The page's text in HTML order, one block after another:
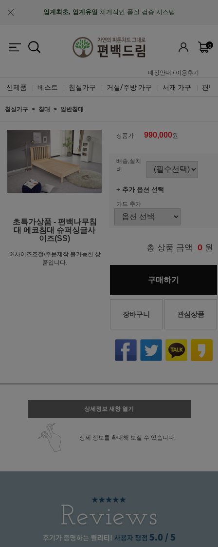
업계최초, 업계유일 체계적인 품질 검증 시스템
0
매장안내 / 이용후기
신제품 베스트 침실가구 거실/주방 가구 서재 가구 편백
침실가구 침대 일반침대
초특가상품 - 편백나무침
대 에코침대 슈퍼싱글사
이즈(SS)
※사이즈조절/주문제작 불가능한 상
품입니다.
상품가 990,000원
배송,설치
비
+ 추가 옵션 선택
가드 추가
총 상품 금액 0 원
구매하기
장바구니 관심상품
상세정보 새창 열기
상세 정보를 확대해 보실 수 있습니다.